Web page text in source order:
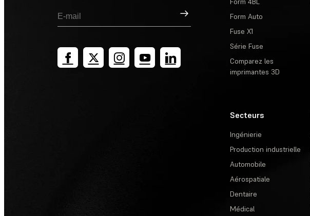
Inscription
Form Auto
Fuse X1
Série Fuse
Comparez les
imprimantes 3D
Secteurs
Ingénierie
Production industrielle
Automobile
Aérospatiale
Dentaire
Médical